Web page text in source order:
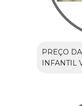
PREÇO
INFANTIL